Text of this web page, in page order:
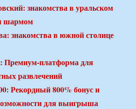
знакомства в уральском
шармом
знакомства в южной столице
Премиум-платформа для
развлечений
Рекордный 800% бонус и
для выигрыша